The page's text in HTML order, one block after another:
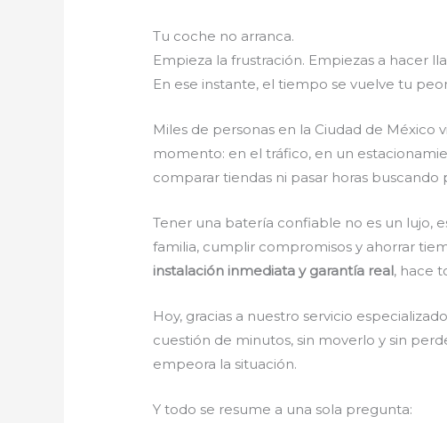
Tu coche no arranca.
Empieza la frustración. Empiezas a hacer
En ese instante, el tiempo se vuelve tu
Miles de personas en la Ciudad de
momento: en el tráfico, en un
comparar tiendas ni pasar horas buscando
Tener una batería confiable no es un lujo,
familia, cumplir compromisos y ahorrar
instalación inmediata y garantía real, hace
Hoy, gracias a nuestro servicio
cuestión de minutos, sin moverlo y sin
empeora la situación.
Y todo se resume a una sola pregunta: